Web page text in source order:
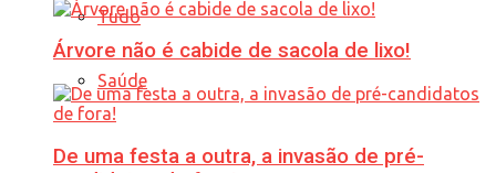
Tudo
Saúde
Árvore não é cabide de sacola de lixo!
De uma festa a outra, a invasão de pré-